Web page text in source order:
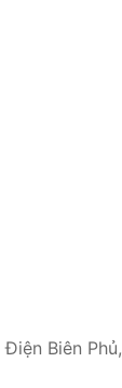
Điện Biên